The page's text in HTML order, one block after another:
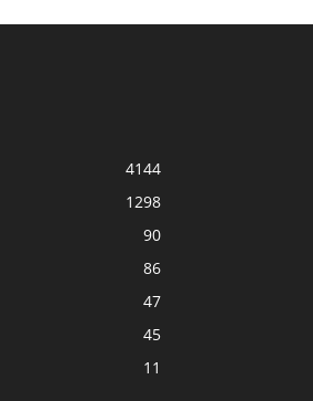
4144
1298
90
86
47
45
11